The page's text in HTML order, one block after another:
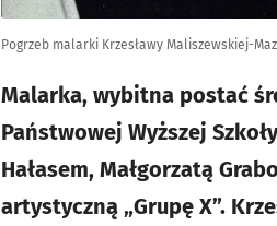
Pogrzeb malarki Krzesławy Maliszewskiej-
Malarka, wybitna postać
Państwowej Wyższej
Hałasem, Małgorzatą
artystyczną „Grupę X”.